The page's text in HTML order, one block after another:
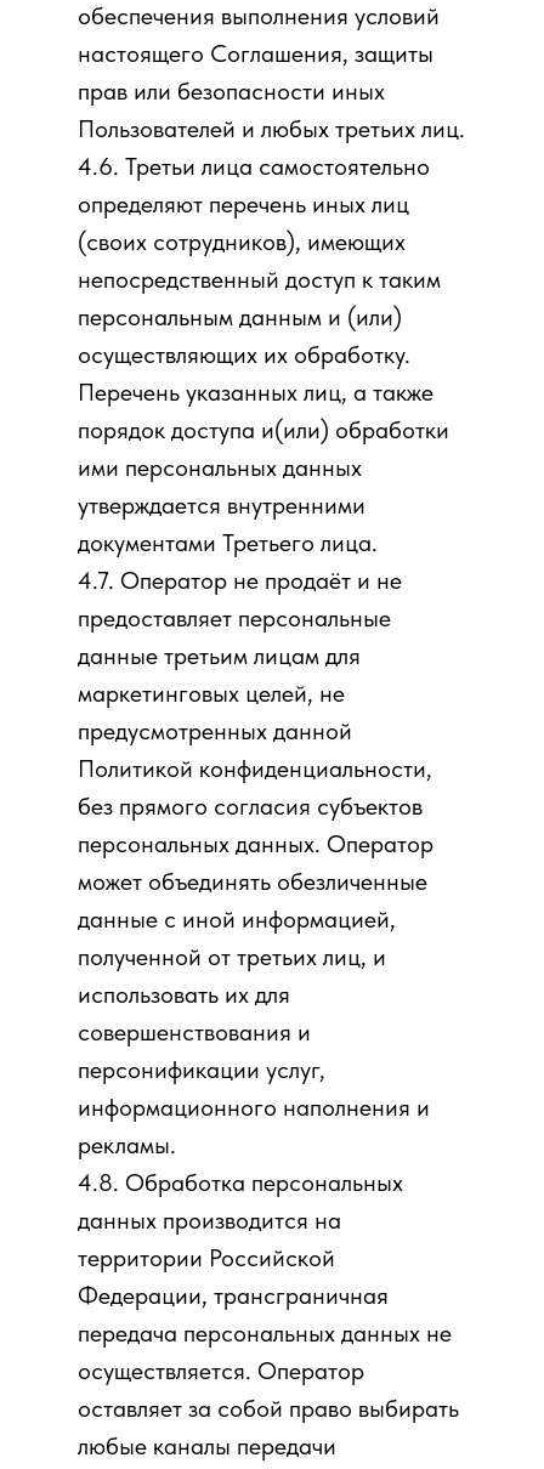
обеспечения выполнения условий
настоящего Соглашения, защиты
прав или безопасности иных
Пользователей и любых третьих лиц.
4.6. Третьи лица самостоятельно
определяют перечень иных лиц
(своих сотрудников), имеющих
непосредственный доступ к таким
персональным данным и (или)
осуществляющих их обработку.
Перечень указанных лиц, а также
порядок доступа и(или) обработки
ими персональных данных
утверждается внутренними
документами Третьего лица.
4.7. Оператор не продаёт и не
предоставляет персональные
данные третьим лицам для
маркетинговых целей, не
предусмотренных данной
Политикой конфиденциальности,
без прямого согласия субъектов
персональных данных. Оператор
может объединять обезличенные
данные с иной информацией,
полученной от третьих лиц, и
использовать их для
совершенствования и
персонификации услуг,
информационного наполнения и
рекламы.
4.8. Обработка персональных
данных производится на
территории Российской
Федерации, трансграничная
передача персональных данных не
осуществляется. Оператор
оставляет за собой право выбирать
любые каналы передачи